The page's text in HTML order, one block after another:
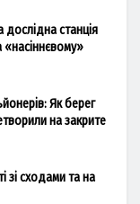
дослідна станція
«насіннєвому»
Як берег
на закрите
зі сходами та на